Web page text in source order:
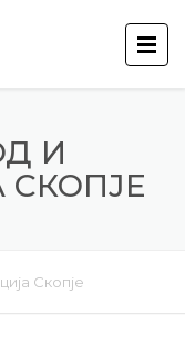
И
СКОПЈЕ
Скопје